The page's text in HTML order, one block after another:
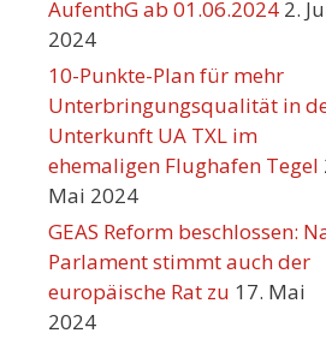
AufenthG ab 01.06.2024 2.
2024
10-Punkte-Plan für mehr
Unterbringungsqualität in
Unterkunft UA TXL im
ehemaligen Flughafen Tegel
Mai 2024
GEAS Reform beschlossen:
Parlament stimmt auch der
europäische Rat zu 17. Mai
2024